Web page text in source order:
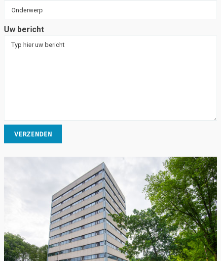
Uw bericht